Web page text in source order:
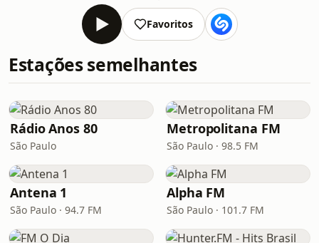
Favoritos
Estações semelhantes
Rádio Anos 80
São Paulo
Metropolitana FM
São Paulo · 98.5 FM
Antena 1
São Paulo · 94.7 FM
Alpha FM
São Paulo · 101.7 FM